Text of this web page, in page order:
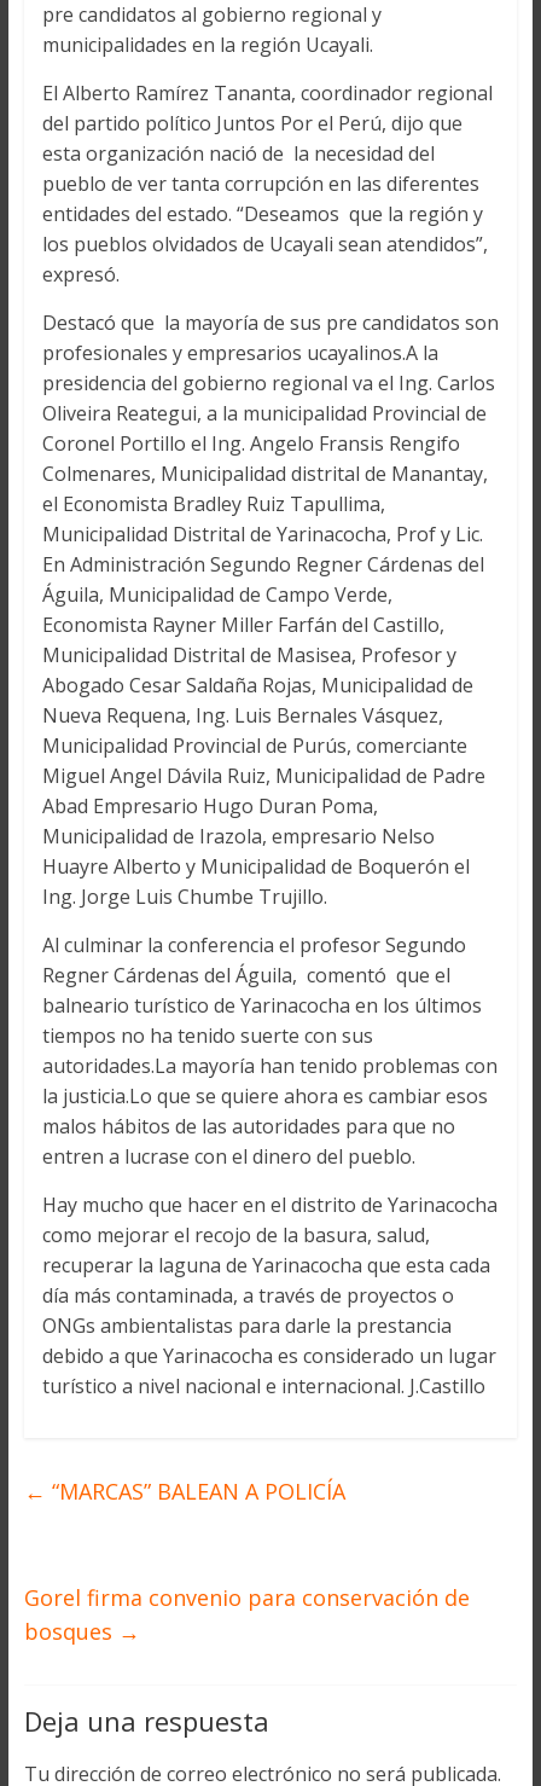
pre candidatos al gobierno regional y
municipalidades en la región Ucayali.
El Alberto Ramírez Tananta, coordinador regional
del partido político Juntos Por el Perú, dijo que
esta organización nació de la necesidad del
pueblo de ver tanta corrupción en las diferentes
entidades del estado. “Deseamos que la región y
los pueblos olvidados de Ucayali sean atendidos”,
expresó.
Destacó que la mayoría de sus pre candidatos son
profesionales y empresarios ucayalinos.A la
presidencia del gobierno regional va el Ing. Carlos
Oliveira Reategui, a la municipalidad Provincial de
Coronel Portillo el Ing. Angelo Fransis Rengifo
Colmenares, Municipalidad distrital de Manantay,
el Economista Bradley Ruiz Tapullima,
Municipalidad Distrital de Yarinacocha, Prof y Lic.
En Administración Segundo Regner Cárdenas del
Águila, Municipalidad de Campo Verde,
Economista Rayner Miller Farfán del Castillo,
Municipalidad Distrital de Masisea, Profesor y
Abogado Cesar Saldaña Rojas, Municipalidad de
Nueva Requena, Ing. Luis Bernales Vásquez,
Municipalidad Provincial de Purús, comerciante
Miguel Angel Dávila Ruiz, Municipalidad de Padre
Abad Empresario Hugo Duran Poma,
Municipalidad de Irazola, empresario Nelso
Huayre Alberto y Municipalidad de Boquerón el
Ing. Jorge Luis Chumbe Trujillo.
Al culminar la conferencia el profesor Segundo
Regner Cárdenas del Águila, comentó que el
balneario turístico de Yarinacocha en los últimos
tiempos no ha tenido suerte con sus
autoridades.La mayoría han tenido problemas con
la justicia.Lo que se quiere ahora es cambiar esos
malos hábitos de las autoridades para que no
entren a lucrase con el dinero del pueblo.
Hay mucho que hacer en el distrito de Yarinacocha
como mejorar el recojo de la basura, salud,
recuperar la laguna de Yarinacocha que esta cada
día más contaminada, a través de proyectos o
ONGs ambientalistas para darle la prestancia
debido a que Yarinacocha es considerado un lugar
turístico a nivel nacional e internacional. J.Castillo
← “MARCAS” BALEAN A POLICÍA
Gorel firma convenio para conservación de
bosques →
Deja una respuesta
Tu dirección de correo electrónico no será publicada.